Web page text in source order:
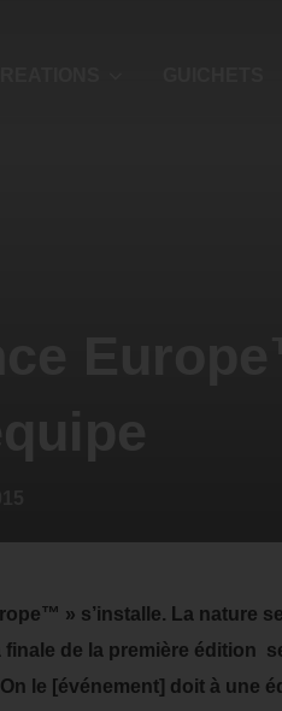
» s’installe. La nature
de la première édition
le [événement] doit à une